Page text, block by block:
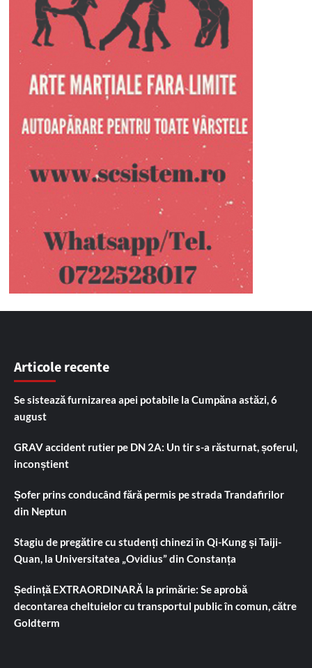
Articole recente
Se sistează furnizarea apei potabile la Cumpăna astăzi, 6
august
GRAV accident rutier pe DN 2A: Un tir s-a răsturnat, șoferul,
inconștient
Șofer prins conducând fără permis pe strada Trandafirilor
din Neptun
Stagiu de pregătire cu studenți chinezi în Qi-Kung și Taiji-
Quan, la Universitatea „Ovidius” din Constanța
Ședință EXTRAORDINARĂ la primărie: Se aprobă
decontarea cheltuielor cu transportul public în comun, către
Goldterm